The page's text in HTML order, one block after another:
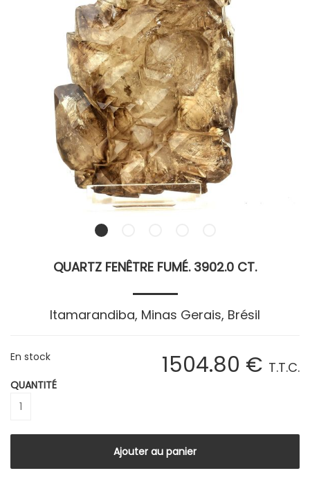
QUARTZ FENÊTRE FUMÉ. 3902.0 CT.
Itamarandiba, Minas Gerais, Brésil
1504.80 € T.T.C.
En stock
QUANTITÉ